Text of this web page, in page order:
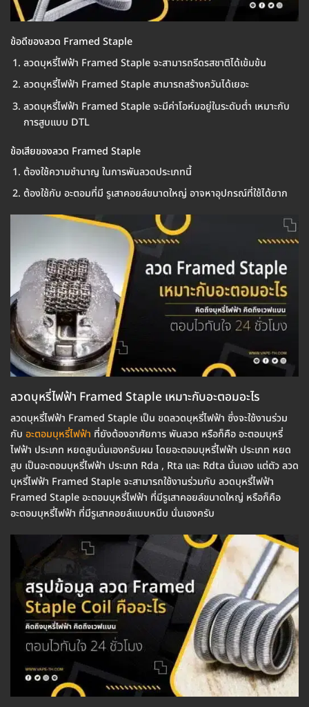
ข้อดีของลวด Framed Staple
ลวดบุหรี่ไฟฟ้า Framed Staple จะสามารถรีดรสชาติได้เข้มข้น
ลวดบุหรี่ไฟฟ้า Framed Staple สามารถสร้างควันได้เยอะ
ลวดบุหรี่ไฟฟ้า Framed Staple จะมีค่าโอห์มอยู่ในระดับต่ำ เหมาะกับ
การสูบแบบ DTL
ข้อเสียของลวด Framed Staple
ต้องใช้ความชำนาญ ในการพันลวดประเภทนี้
ต้องใช้กับ อะตอมที่มี รูเสาคอยล์ขนาดใหญ่ อาจหาอุปกรณ์ที่ใช้ได้ยาก
ลวดบุหรี่ไฟฟ้า Framed Staple เหมาะกับอะตอมอะไร
ลวดบุหรี่ไฟฟ้า Framed Staple เป็น ขดลวดบุหรี่ไฟฟ้า ซึ่งจะใช้งานร่วม
กับ อะตอมบุหรี่ไฟฟ้า ที่ยังต้องอาศัยการ พันลวด หรือก็คือ อะตอมบุหรี่
ไฟฟ้า ประเภท หยดสูบนั่นเองครับผม โดยอะตอมบุหรี่ไฟฟ้า ประเภท หยด
สูบ เป็นอะตอมบุหรี่ไฟฟ้า ประเภท Rda , Rta และ Rdta นั่นเอง แต่ตัว ลวด
บุหรี่ไฟฟ้า Framed Staple จะสามารถใช้งานร่วมกับ ลวดบุหรี่ไฟฟ้า
Framed Staple อะตอมบุหรี่ไฟฟ้า ที่มีรูเสาคอยล์ขนาดใหญ่ หรือก็คือ
อะตอมบุหรี่ไฟฟ้า ที่มีรูเสาคอยล์แบบหนีบ นั่นเองครับ